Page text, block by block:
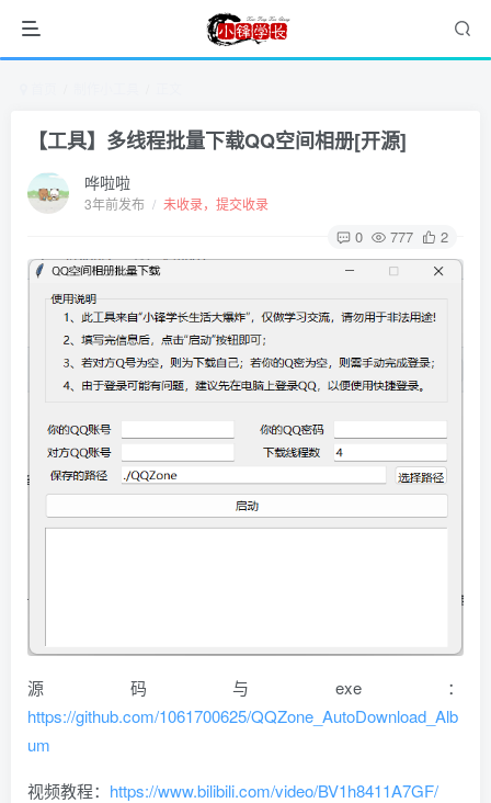
【工具】多线程批量下载QQ空间相册[开源]
哗啦啦
3年前发布 / 未收录，提交收录
0 777 2
源码与exe：
https://github.com/1061700625/QQZone_AutoDownload_Alb
um
视频教程： https://www.bilibili.com/video/BV1h8411A7GF/